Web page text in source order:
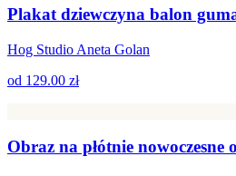
Plakat dziewczyna balon
Hog Studio Aneta Golan
od 129.00 zł
Obraz na płótnie nowoczesne